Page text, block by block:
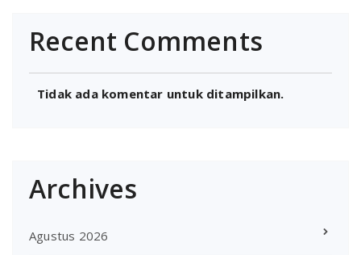
Recent Comments
Tidak ada komentar untuk ditampilkan.
Archives
Agustus 2026